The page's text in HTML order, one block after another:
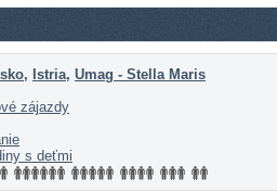
, Istria, Umag - Stella Maris
zájazdy
s deťmi